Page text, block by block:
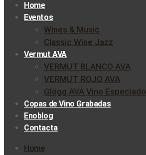
Home
Eventos
Wines & Music
Classic Wine Jazz
Vermut AVA
VERMUT BLANCO AVA
VERMUT ROJO AVA
Glögg AVA Vino Especiado
Copas de Vino Grabadas
Enoblog
Contacta
Home